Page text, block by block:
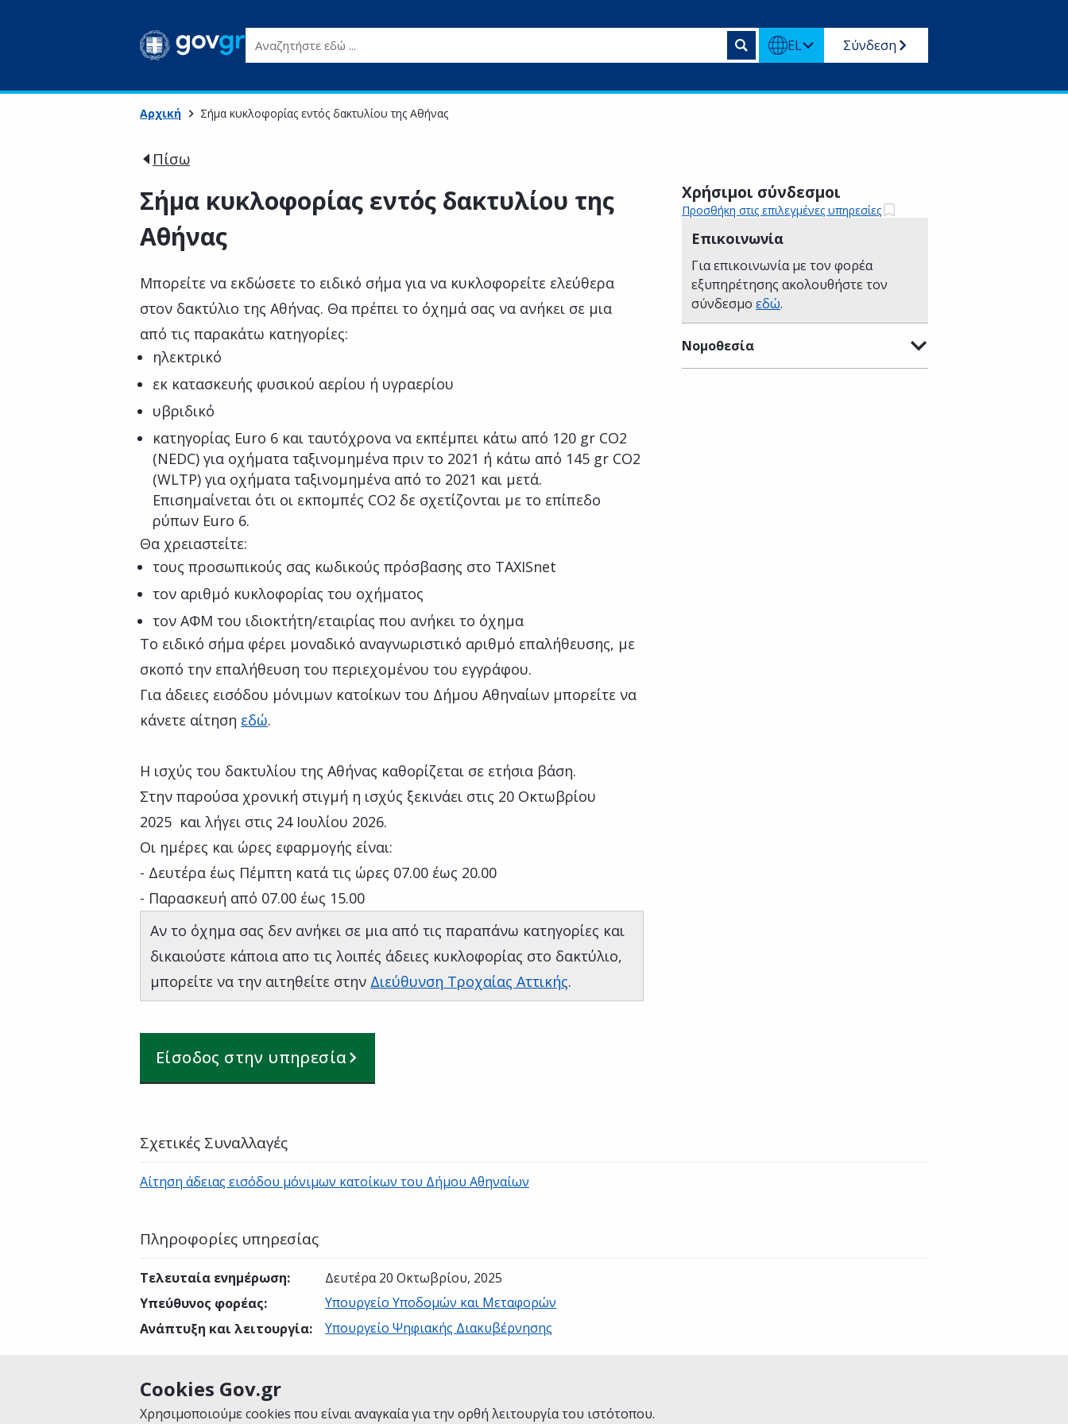
Cookies Gov.gr
Χρησιμοποιούμε cookies που είναι αναγκαία για την ορθή λειτουργία του ιστότοπου.
Αναζητήστε εδώ ... EL Σύνδεση
Αρχική Σήμα κυκλοφορίας εντός δακτυλίου της Αθήνας
Πίσω
Σήμα κυκλοφορίας εντός δακτυλίου της
Αθήνας
Μπορείτε να εκδώσετε το ειδικό σήμα για να κυκλοφορείτε ελεύθερα
στον δακτύλιο της Αθήνας. Θα πρέπει το όχημά σας να ανήκει σε μια
από τις παρακάτω κατηγορίες:
ηλεκτρικό
εκ κατασκευής φυσικού αερίου ή υγραερίου
υβριδικό
κατηγορίας Euro 6 και ταυτόχρονα να εκπέμπει κάτω από 120 gr CO2
(NEDC) για οχήματα ταξινομημένα πριν το 2021 ή κάτω από 145 gr CO2
(WLTP) για οχήματα ταξινομημένα από το 2021 και μετά.
Επισημαίνεται ότι οι εκπομπές CO2 δε σχετίζονται με το επίπεδο
ρύπων Euro 6.
Θα χρειαστείτε:
τους προσωπικούς σας κωδικούς πρόσβασης στο TAXISnet
τον αριθμό κυκλοφορίας του οχήματος
τον ΑΦΜ του ιδιοκτήτη/εταιρίας που ανήκει το όχημα
Το ειδικό σήμα φέρει μοναδικό αναγνωριστικό αριθμό επαλήθευσης, με
σκοπό την επαλήθευση του περιεχομένου του εγγράφου.
Για άδειες εισόδου μόνιμων κατοίκων του Δήμου Αθηναίων μπορείτε να
κάνετε αίτηση εδώ.
Η ισχύς του δακτυλίου της Αθήνας καθορίζεται σε ετήσια βάση.
Στην παρούσα χρονική στιγμή η ισχύς ξεκινάει στις 20 Οκτωβρίου
2025 και λήγει στις 24 Ιουλίου 2026.
Οι ημέρες και ώρες εφαρμογής είναι:
- Δευτέρα έως Πέμπτη κατά τις ώρες 07.00 έως 20.00
- Παρασκευή από 07.00 έως 15.00
Αν το όχημα σας δεν ανήκει σε μια από τις παραπάνω κατηγορίες και
δικαιούστε κάποια απο τις λοιπές άδειες κυκλοφορίας στο δακτύλιο,
μπορείτε να την αιτηθείτε στην Διεύθυνση Τροχαίας Αττικής.
Είσοδος στην υπηρεσία
Χρήσιμοι σύνδεσμοι
Προσθήκη στις επιλεγμένες υπηρεσίες
Επικοινωνία
Για επικοινωνία με τον φορέα
εξυπηρέτησης ακολουθήστε τον
σύνδεσμο εδώ.
Νομοθεσία
Σχετικές Συναλλαγές
Αίτηση άδειας εισόδου μόνιμων κατοίκων του Δήμου Αθηναίων
Πληροφορίες υπηρεσίας
Τελευταία ενημέρωση:
Δευτέρα 20 Οκτωβρίου, 2025
Υπεύθυνος φορέας:
Υπουργείο Υποδομών και Μεταφορών
Ανάπτυξη και λειτουργία: Υπουργείο Ψηφιακής Διακυβέρνησης
Είναι χρήσιμη αυτή η σελίδα;